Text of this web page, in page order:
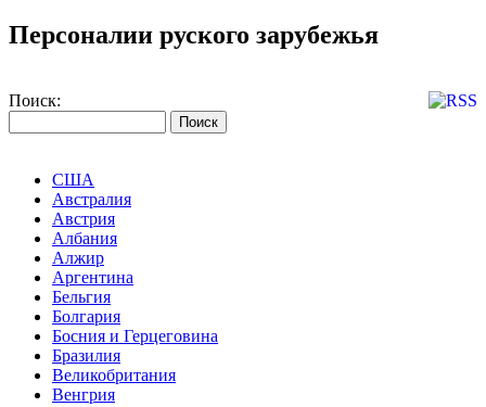
Персоналии руского зарубежья
Поиск:
США
Австралия
Австрия
Албания
Алжир
Аргентина
Бельгия
Болгария
Босния и Герцеговина
Бразилия
Великобритания
Венгрия